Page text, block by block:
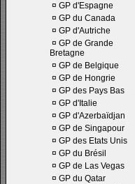
¤ GP d'Espagne
¤ GP du Canada
¤ GP d'Autriche
¤ GP de Grande
Bretagne
¤ GP de Belgique
¤ GP de Hongrie
¤ GP des Pays Bas
¤ GP d'Italie
¤ GP d'Azerbaïdjan
¤ GP de Singapour
¤ GP des Etats Unis
¤ GP du Brésil
¤ GP de Las Vegas
¤ GP du Qatar